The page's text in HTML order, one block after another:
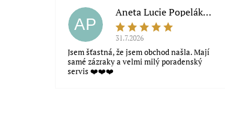
AP
Aneta Lucie Popeláková
31.7.2026
Jsem šťastná, že jsem obchod našla. Mají
samé zázraky a velmi milý poradenský
servis ❤️❤️❤️